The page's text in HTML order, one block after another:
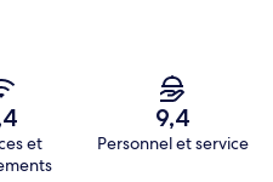
et
9,4
Personnel et service